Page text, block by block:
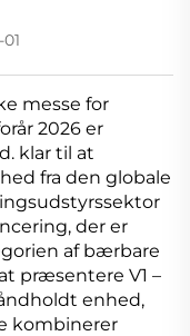
messe for
2026 er
klar til at
fra den globale
der er
af bærbare
præsentere V1 –
enhed,
kombinerer